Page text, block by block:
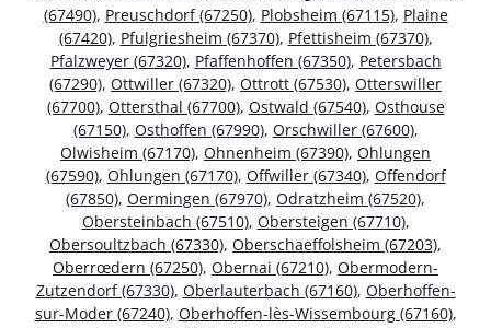
(67490), Preuschdorf (67250), Plobsheim (67115), Plaine
(67420), Pfulgriesheim (67370), Pfettisheim (67370),
Pfalzweyer (67320), Pfaffenhoffen (67350), Petersbach
(67290), Ottwiller (67320), Ottrott (67530), Otterswiller
(67700), Ottersthal (67700), Ostwald (67540), Osthouse
(67150), Osthoffen (67990), Orschwiller (67600),
Olwisheim (67170), Ohnenheim (67390), Ohlungen
(67590), Ohlungen (67170), Offwiller (67340), Offendorf
(67850), Oermingen (67970), Odratzheim (67520),
Obersteinbach (67510), Obersteigen (67710),
Obersoultzbach (67330), Oberschaeffolsheim (67203),
Oberrœdern (67250), Obernai (67210), Obermodern-
Zutzendorf (67330), Oberlauterbach (67160), Oberhoffen-
sur-Moder (67240), Oberhoffen-lès-Wissembourg (67160),